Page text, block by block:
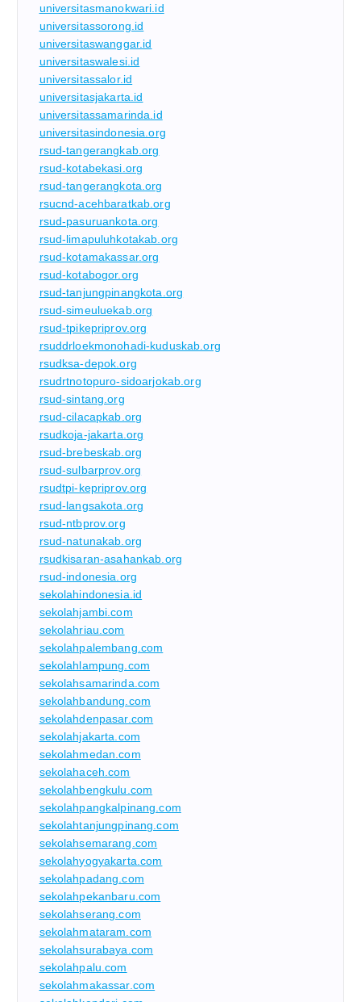
universitasmanokwari.id
universitassorong.id
universitaswanggar.id
universitaswalesi.id
universitassalor.id
universitasjakarta.id
universitassamarinda.id
universitasindonesia.org
rsud-tangerangkab.org
rsud-kotabekasi.org
rsud-tangerangkota.org
rsucnd-acehbaratkab.org
rsud-pasuruankota.org
rsud-limapuluhkotakab.org
rsud-kotamakassar.org
rsud-kotabogor.org
rsud-tanjungpinangkota.org
rsud-simeuluekab.org
rsud-tpikepriprov.org
rsuddrloekmonohadi-kuduskab.org
rsudksa-depok.org
rsudrtnotopuro-sidoarjokab.org
rsud-sintang.org
rsud-cilacapkab.org
rsudkoja-jakarta.org
rsud-brebeskab.org
rsud-sulbarprov.org
rsudtpi-kepriprov.org
rsud-langsakota.org
rsud-ntbprov.org
rsud-natunakab.org
rsudkisaran-asahankab.org
rsud-indonesia.org
sekolahindonesia.id
sekolahjambi.com
sekolahriau.com
sekolahpalembang.com
sekolahlampung.com
sekolahsamarinda.com
sekolahbandung.com
sekolahdenpasar.com
sekolahjakarta.com
sekolahmedan.com
sekolahaceh.com
sekolahbengkulu.com
sekolahpangkalpinang.com
sekolahtanjungpinang.com
sekolahsemarang.com
sekolahyogyakarta.com
sekolahpadang.com
sekolahpekanbaru.com
sekolahserang.com
sekolahmataram.com
sekolahsurabaya.com
sekolahpalu.com
sekolahmakassar.com